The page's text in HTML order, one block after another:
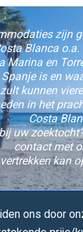
zijn
Blanca o.a.
Marina en
is en
kunnen
in het
Costa
uw
contact met
kan
ons door